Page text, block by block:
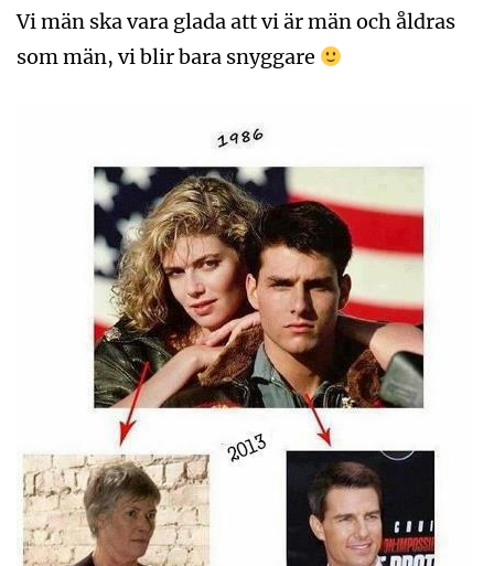
Vi män ska vara glada att vi är män och åldras
som män, vi blir bara snyggare